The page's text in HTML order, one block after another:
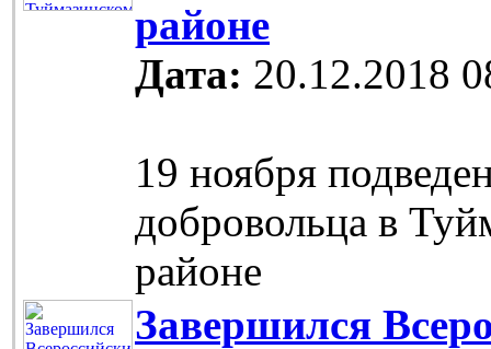
районе
Дата: 20.12.2018
19 ноября
добровольца в
районе
Завершился